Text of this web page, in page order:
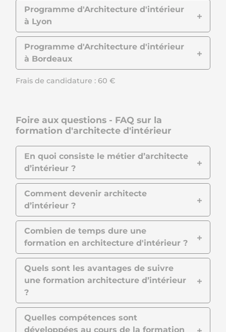
Programme d'Architecture d'intérieur
à Lyon
Programme d'Architecture d'intérieur
à Bordeaux
Frais de candidature : 60 €
Foire aux questions - FAQ sur la
formation d'architecte d'intérieur
En quoi consiste le métier d’architecte
d’intérieur ?
Comment devenir architecte
d’intérieur ?
Combien de temps dure une
formation en architecture d'intérieur ?
Quels sont les avantages de suivre
une formation architecture d’intérieur
?
Quelles compétences sont
développées au cours de la formation